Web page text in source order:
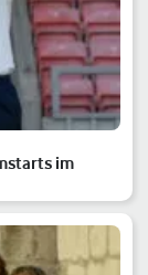
im